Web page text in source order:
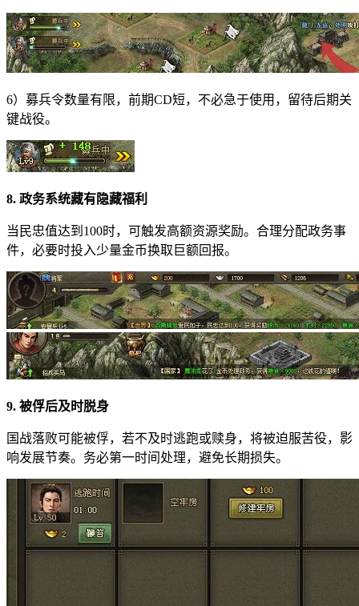
6）募兵令数量有限，前期CD短，不必急于使用，留待后期关
键战役。
8. 政务系统藏有隐藏福利
当民忠值达到100时，可触发高额资源奖励。合理分配政务事
件，必要时投入少量金币换取巨额回报。
9. 被俘后及时脱身
国战落败可能被俘，若不及时逃跑或赎身，将被迫服苦役，影
响发展节奏。务必第一时间处理，避免长期损失。